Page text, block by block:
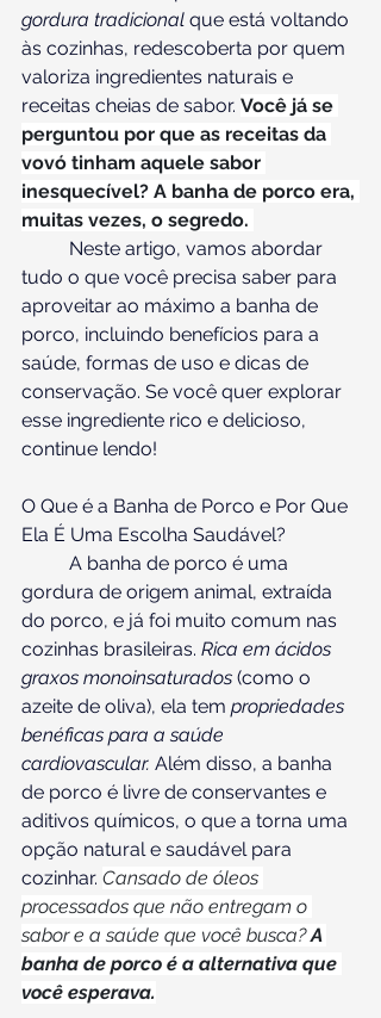
gordura tradicional que está voltando
às cozinhas, redescoberta por quem
valoriza ingredientes naturais e
receitas cheias de sabor. Você já se
perguntou por que as receitas da
vovó tinham aquele sabor
inesquecível? A banha de porco era,
muitas vezes, o segredo.
Neste artigo, vamos abordar
tudo o que você precisa saber para
aproveitar ao máximo a banha de
porco, incluindo benefícios para a
saúde, formas de uso e dicas de
conservação. Se você quer explorar
esse ingrediente rico e delicioso,
continue lendo!
O Que é a Banha de Porco e Por Que
Ela É Uma Escolha Saudável?
gordura de origem animal, extraída
do porco, e já foi muito comum nas
cozinhas brasileiras. Rica em ácidos
graxos monoinsaturados (como o
azeite de oliva), ela tem propriedades
benéficas para a saúde
cardiovascular. Além disso, a banha
de porco é livre de conservantes e
aditivos químicos, o que a torna uma
opção natural e saudável para
cozinhar. Cansado de óleos
processados que não entregam o
sabor e a saúde que você busca? A
banha de porco é a alternativa que
você esperava.